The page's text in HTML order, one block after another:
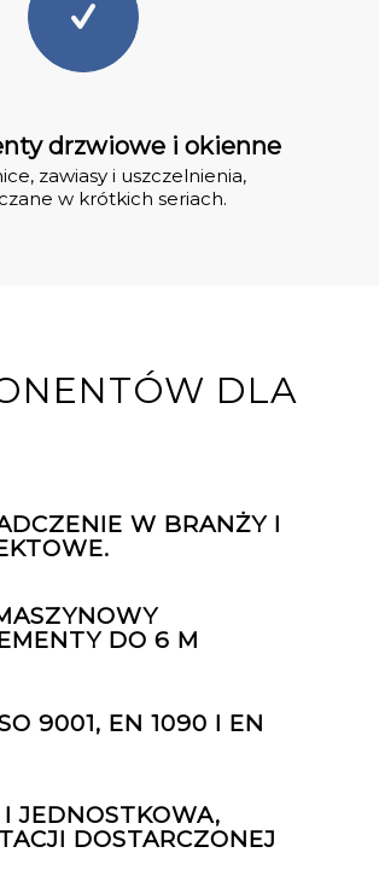
drzwiowe i okienne
zawiasy i uszczelnienia,
w krótkich seriach.
DLA
W BRANŻY I
DO 6 M
9001, EN 1090 I EN
JEDNOSTKOWA,
DOSTARCZONEJ